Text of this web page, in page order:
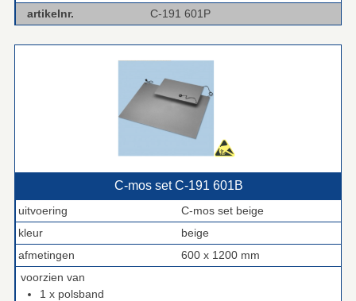
artikelnr. C-191 601P
C‑mos set C‑191 601B
uitvoering
C-mos set beige
kleur
beige
afmetingen
600 x 1200 mm
voorzien van
1 x polsband